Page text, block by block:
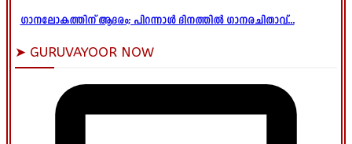
ഗാനലോകത്തിന് ആദരം; പിറന്നാൾ ദിനത്തിൽ ഗാനരചിതാവ്...
➤ GURUVAYOOR NOW